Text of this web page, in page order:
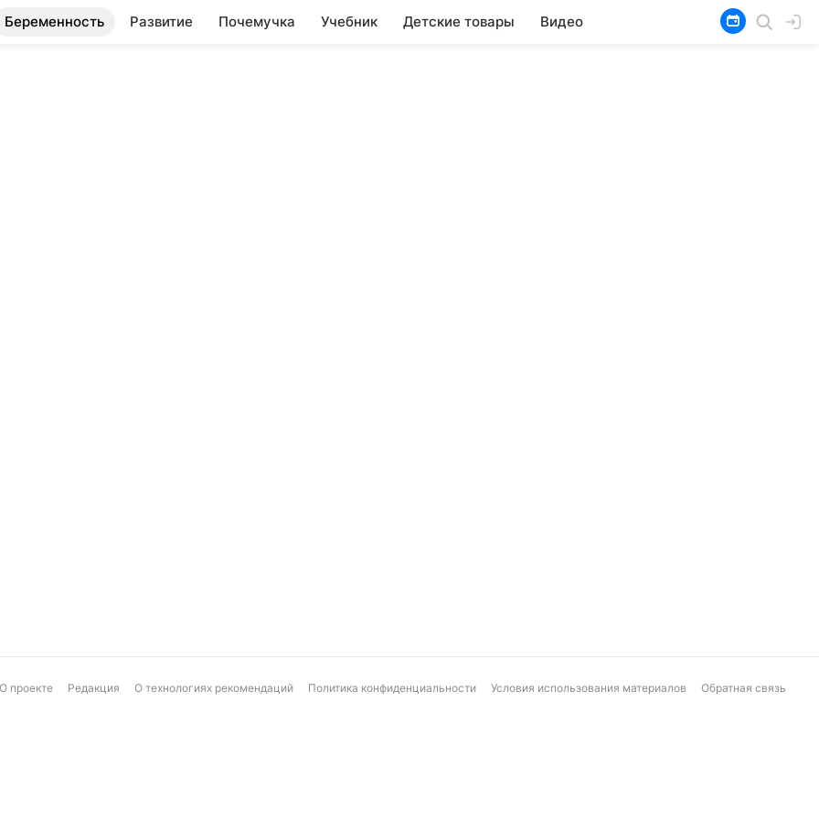
Беременность Развитие Почемучка Учебник Детские товары Видео
О проекте Редакция О технологиях рекомендаций Политика конфиденциальности Условия использования материалов Обратная связь